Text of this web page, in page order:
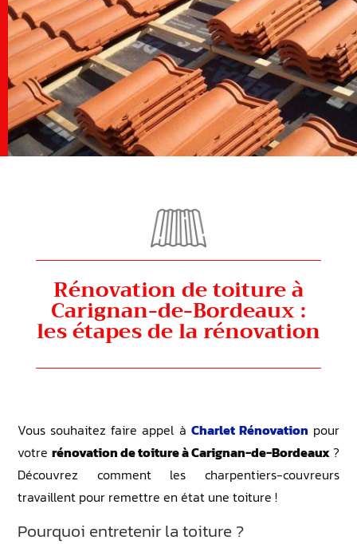
Rénovation de toiture à
Carignan-de-Bordeaux :
les étapes de la rénovation
Vous souhaitez faire appel à Charlet Rénovation pour
votre rénovation de toiture à Carignan-de-Bordeaux?
Découvrez comment les charpentiers-couvreurs
travaillent pour remettre en état une toiture !
Pourquoi entretenir la toiture ?